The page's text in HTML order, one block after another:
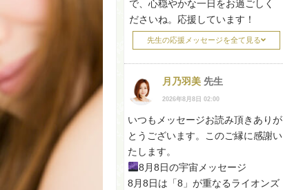
で、心穏やかな一日をお過ごしく
ださいね。応援しています！
先生の応援メッセージを全て見る
月乃羽美 先生
2026年8月8日 02:00
いつもメッセージお読み頂きありが
とうございます。このご縁に感謝い
たします。
8月8日の宇宙メッセージ
8月8日は「8」が重なるライオンズ